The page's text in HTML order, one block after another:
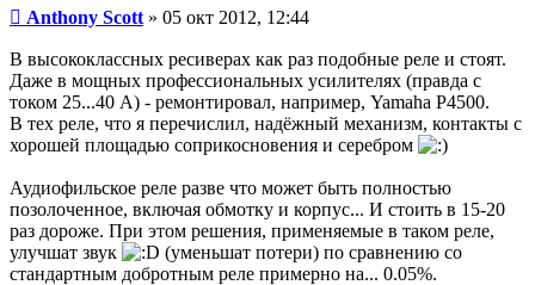
Сообщение
Anthony Scott » 05 окт 2012, 12:44
В высококлассных ресиверах как раз подобные реле и стоят.
Даже в мощных профессиональных усилителях (правда с
током 25...40 А) - ремонтировал, например, Yamaha P4500.
В тех реле, что я перечислил, надёжный механизм, контакты с
хорошей площадью соприкосновения и серебром
Аудиофильское реле разве что может быть полностью
позолоченное, включая обмотку и корпус... И стоить в 15-20
раз дороже. При этом решения, применяемые в таком реле,
улучшат звук
(уменьшат потери) по сравнению со
стандартным добротным реле примерно на... 0.05%.